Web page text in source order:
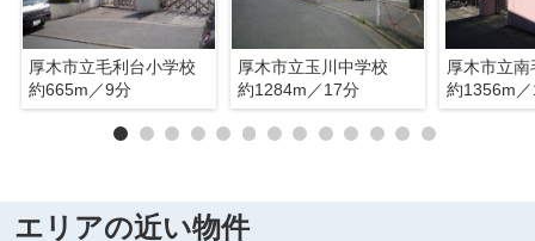
厚木市立毛利台小学校
約665m／9分
厚木市立玉川中学校
約1284m／17分
厚木市立
約1356m
エリアの近い物件